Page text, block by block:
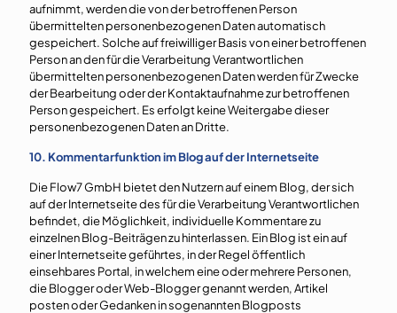
aufnimmt, werden die von der betroffenen Person
übermittelten personenbezogenen Daten automatisch
gespeichert. Solche auf freiwilliger Basis von einer betroffenen
Person an den für die Verarbeitung Verantwortlichen
übermittelten personenbezogenen Daten werden für Zwecke
der Bearbeitung oder der Kontaktaufnahme zur betroffenen
Person gespeichert. Es erfolgt keine Weitergabe dieser
personenbezogenen Daten an Dritte.
10. Kommentarfunktion im Blog auf der Internetseite
Die Flow7 GmbH bietet den Nutzern auf einem Blog, der sich
auf der Internetseite des für die Verarbeitung Verantwortlichen
befindet, die Möglichkeit, individuelle Kommentare zu
einzelnen Blog-Beiträgen zu hinterlassen. Ein Blog ist ein auf
einer Internetseite geführtes, in der Regel öffentlich
einsehbares Portal, in welchem eine oder mehrere Personen,
die Blogger oder Web-Blogger genannt werden, Artikel
posten oder Gedanken in sogenannten Blogposts